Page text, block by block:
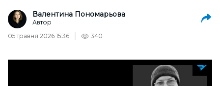
Валентина Пономарьова
Автор
05 травня 2026 15:36
340